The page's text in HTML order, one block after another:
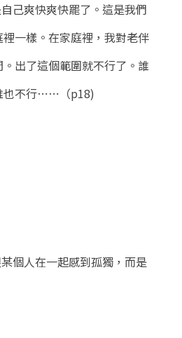
己爽快爽快罷了。這是我們
一樣。在家庭裡，我對老伴
出了這個範圍就不行了。誰
也不行⋯⋯（p18)
個人在一起感到孤獨，而是